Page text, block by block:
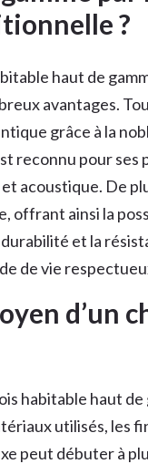
?
haut de
avantages.
grâce à la
reconnu pour
acoustique. De
offrant ainsi la
et la
de vie
d’un
habitable haut
utilisés, les
peut débuter à